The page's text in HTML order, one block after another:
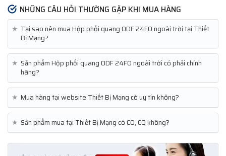
NHỮNG CÂU HỎI THƯỜNG GẶP KHI MUA HÀNG
★ Tại sao nên mua Hộp phối quang ODF 24FO ngoài trời tại Thiết
Bị Mạng?
★ Sản phẩm Hộp phối quang ODF 24FO ngoài trời có phải chính
hãng?
★ Mua hàng tại website Thiết Bị Mạng có uy tín không?
★ Sản phẩm mua tại Thiết Bị Mạng có CO, CQ không?